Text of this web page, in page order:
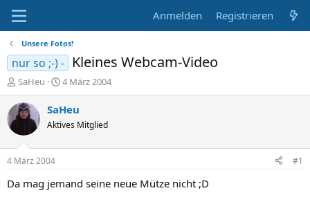
Anmelden Registrieren
Unsere Fotos!
nur so ;-) - Kleines Webcam-Video
E
r
s
t
l
e
r
SaHeu
E
r
s
e
t
a
4 März 2004
SaHeu
Aktives Mitglied
4 März 2004 #1
Da mag jemand seine neue Mütze nicht ;D